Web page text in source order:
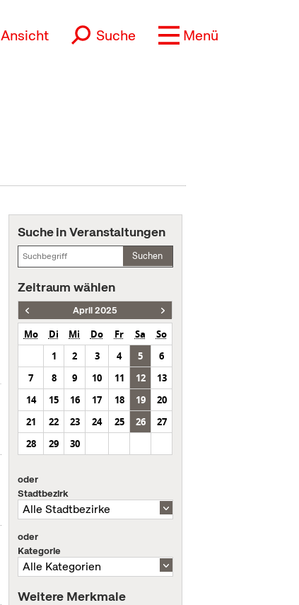
Ansicht Suche Menü
Suche in Veranstaltungen
Suchen
Zeitraum wählen
April 2025
Mo Di Mi Do Fr Sa
So
1
2 3 4 5
6
7
8 9 10 11 12
13
14
15 16 17 18 19
20
21
22 23 24 25 26
27
28
29 30
oder
Stadtbezirk
oder
Kategorie
Weitere Merkmale